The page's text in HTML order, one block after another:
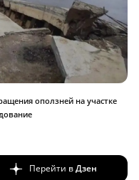
оползней на участке
Перейти вДзен